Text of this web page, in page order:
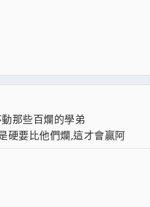
那些百爛的學弟
硬要比他們爛,這才會贏阿